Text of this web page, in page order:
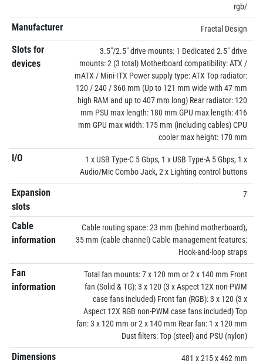
rgb/
Manufacturer Fractal Design
Slots for
devices
3.5"/2.5" drive mounts: 1 Dedicated 2.5" drive
mounts: 2 (3 total) Motherboard compatibility: ATX /
mATX / Mini-ITX Power supply type: ATX Top radiator:
120 / 240 / 360 mm (Up to 121 mm wide with 47 mm
high RAM and up to 407 mm long) Rear radiator: 120
mm PSU max length: 180 mm GPU max length: 416
mm GPU max width: 175 mm (including cables) CPU
cooler max height: 170 mm
I/O
1 x USB Type-C 5 Gbps, 1 x USB Type-A 5 Gbps, 1 x
Audio/Mic Combo Jack, 2 x Lighting control buttons
Expansion
slots
7
Cable
information
Cable routing space: 23 mm (behind motherboard),
35 mm (cable channel) Cable management features:
Hook-and-loop straps
Fan
information
Total fan mounts: 7 x 120 mm or 2 x 140 mm Front
fan (Solid & TG): 3 x 120 (3 x Aspect 12X non-PWM
case fans included) Front fan (RGB): 3 x 120 (3 x
Aspect 12X RGB non-PWM case fans included) Top
fan: 3 x 120 mm or 2 x 140 mm Rear fan: 1 x 120 mm
Dust filters: Top (steel) and PSU (nylon)
Dimensions 481 x 215 x 462 mm